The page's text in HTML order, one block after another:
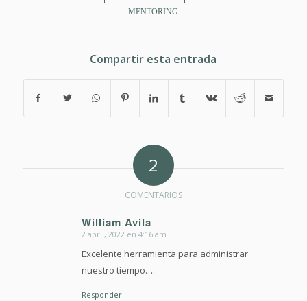
MENTORING
Compartir esta entrada
2
COMENTARIOS
William Avila
Dice:
2 abril, 2022 en 4:16 am
Excelente herramienta para administrar
nuestro tiempo….
Responder